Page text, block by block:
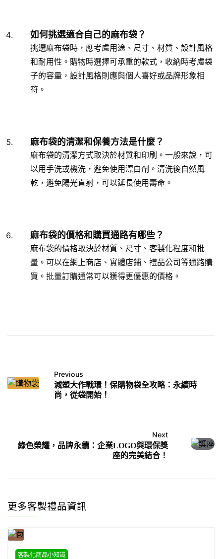
如何挑選適合自己的麻布袋？
挑選麻布袋時，應考慮用途、尺寸、材質、設計風格
和耐用性。購物時選擇可承重的款式，收納時考慮袋
子的容量，設計風格則應與個人喜好或品牌形象相
符。
麻布袋的清潔和保養方法是什麼？
麻布袋的清潔方式取決於材質和印刷。一般來說，可
以用手洗或機洗，避免使用漂白劑。清洗後自然風
乾，避免陽光直射，可以延長使用壽命。
麻布袋的價格和購買通路有哪些？
麻布袋的價格取決於材質、尺寸、客製化程度和批
量。可以在網上商店、實體店鋪、禮品公司等通路購
買。批量訂購通常可以獲得更優惠的價格。
Previous
減塑大作戰環！保購物袋全攻略：永續時
尚，從袋開始！
Next
綠色榮耀，品牌永續：企業LOGO與環保獎
座的完美結合！
更多客製禮品資訊
客製化商品小知識